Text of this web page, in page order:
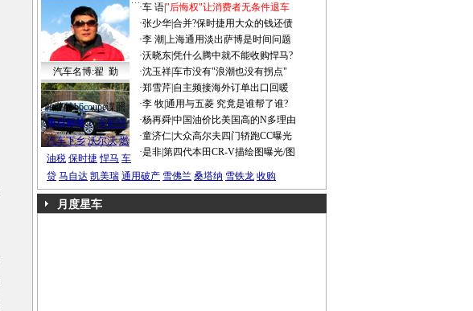
汽车名博:翟 勤
帕萨特b6coupe谍照
·车 语|"后悔权"让消费者无条件退车
·张少华|合并?保时捷用大众的钱还债
·李 潮 上海通用淡出萨博是时间问题
·沃晓东|凭什么腾中就不能收购悍马?
·沈玉祥|车市没有"浪潮也没有拐点"
·郑雪芹| 自主频接海外订单出口回暖
·李 牧|通用与五菱 究竟是谁帮了谁?
·杨再舜|中国油价比美国高的N多理由
·童济仁|大众高尔夫四门轿跑CC曝光
·是非|第四代本田CR-V描绘图曝光/图
热点标签： 车船税
汽车下乡 沃尔沃 燃
油税 保时捷 悍马 车
贷 马自达 凯美瑞 通用破产 雪佛兰 桑塔纳 雪铁龙 收购
月度星车